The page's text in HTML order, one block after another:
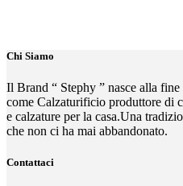
Chi Siamo
Il Brand “ Stephy ” nasce alla fine
come Calzaturificio produttore di
e calzature per la casa.Una
che non ci ha mai abbandonato.
Contattaci